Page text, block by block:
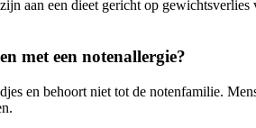
aan een dieet gericht op
met een notenallergie?
en behoort niet tot de notenfamilie.